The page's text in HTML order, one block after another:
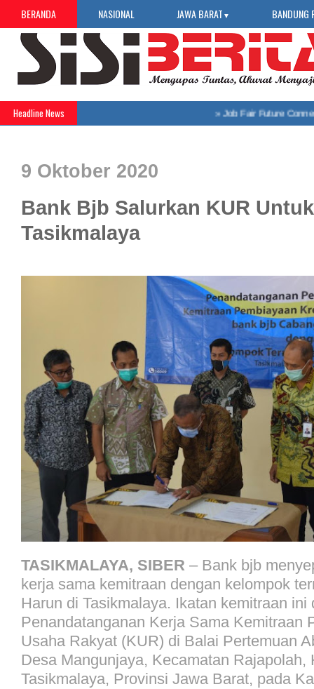
BERANDA NASIONAL JAWA BARAT ▼ BANDUNG
Headline News Job Fair Future Connect
9 Oktober 2020
Bank Bjb Salurkan KUR
Tasikmalaya
TASIKMALAYA, SIBER – Bank bjb
kerja sama kemitraan dengan kelompok
Harun di Tasikmalaya. Ikatan kemitraan ini
Penandatanganan Kerja Sama Kemitraan
Usaha Rakyat (KUR) di Balai Pertemuan
Desa Mangunjaya, Kecamatan Rajapolah,
Tasikmalaya, Provinsi Jawa Barat, pada